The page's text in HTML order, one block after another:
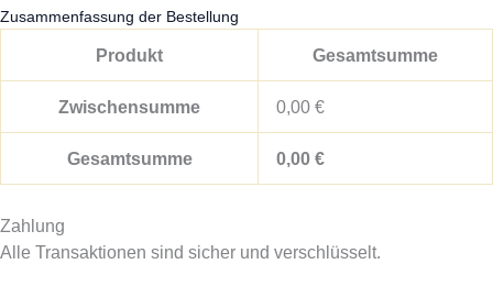
Zusammenfassung der Bestellung
Produkt Gesamtsumme
Zwischensumme 0,00€
Gesamtsumme 0,00€
Zahlung
Alle Transaktionen sind sicher und verschlüsselt.